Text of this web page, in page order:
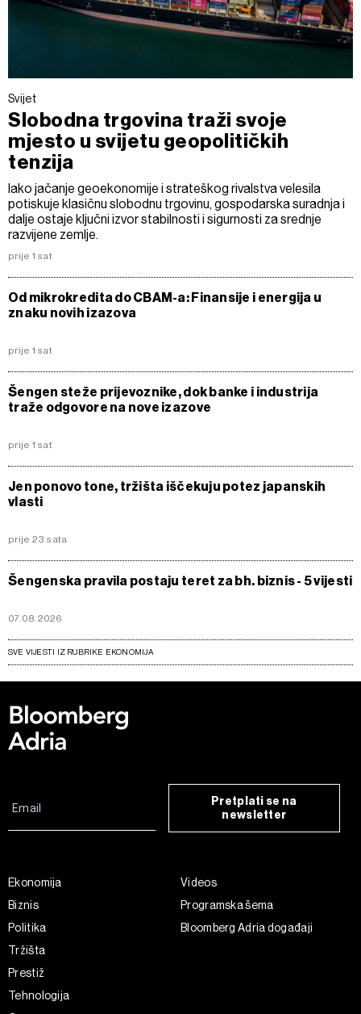
Svijet
Slobodna trgovina traži svoje
mjesto u svijetu geopolitičkih
tenzija
Iako jačanje geoekonomije i strateškog rivalstva velesila
potiskuje klasičnu slobodnu trgovinu, gospodarska suradnja i
dalje ostaje ključni izvor stabilnosti i sigurnosti za srednje
razvijene zemlje.
prije 1 sat
Od mikrokredita do CBAM-a: Finansije i energija u
znaku novih izazova
prije 1 sat
Šengen steže prijevoznike, dok banke i industrija
traže odgovore na nove izazove
prije 1 sat
Jen ponovo tone, tržišta iščekuju potez japanskih
vlasti
prije 23 sata
Šengenska pravila postaju teret za bh. biznis - 5 vijesti
07.08.2026
SVE VIJESTI IZ RUBRIKE EKONOMIJA
Pretplati se na
newsletter
Ekonomija
Biznis
Politika
Tržišta
Prestiž
Tehnologija
Videos
Programska šema
Bloomberg Adria događaji